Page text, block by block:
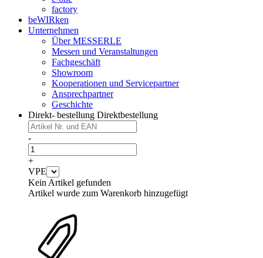
factory
beWIRken
Unternehmen
Über MESSERLE
Messen und Veranstaltungen
Fachgeschäft
Showroom
Kooperationen und Servicepartner
Ansprechpartner
Geschichte
Direkt- bestellung Direktbestellung
-
+
VPE
Kein Artikel gefunden
Artikel wurde zum Warenkorb hinzugefügt